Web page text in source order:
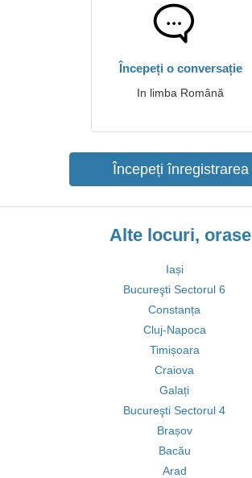
Începeți o conversație
In limba Română
Începeți înregistrarea
Alte locuri, orase
Iași
Bucureşti Sectorul 6
Constanța
Cluj-Napoca
Timișoara
Craiova
Galați
Bucureşti Sectorul 4
Brașov
Bacău
Arad